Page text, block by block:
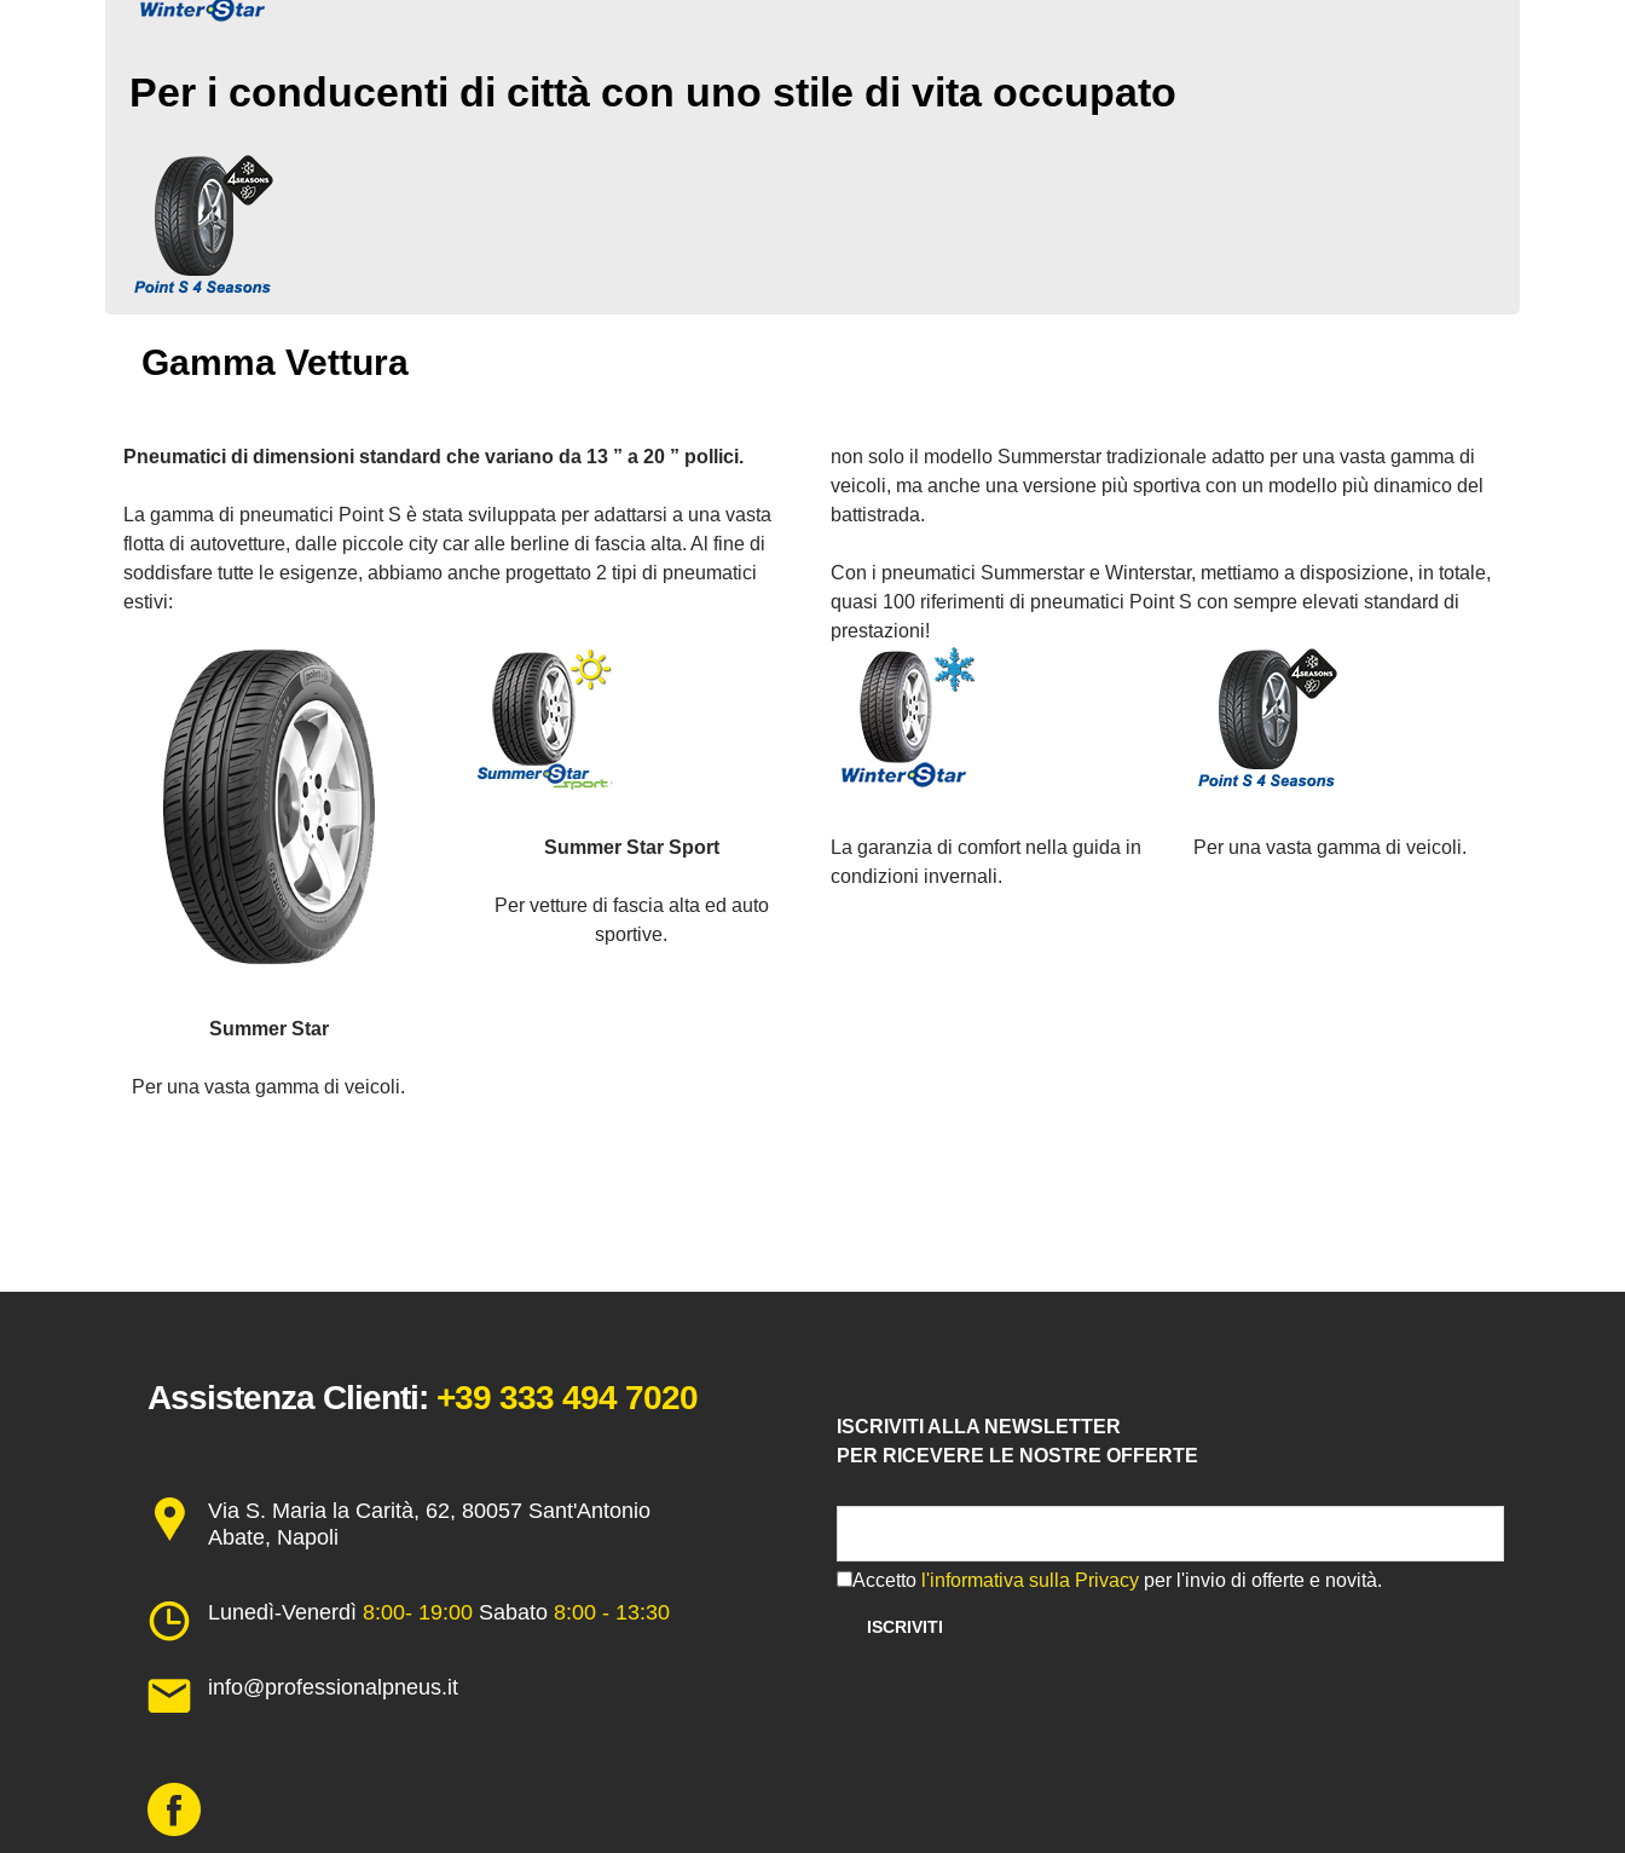
Per i conducenti di città con uno stile di vita occupato
Gamma Vettura
Pneumatici di dimensioni standard che variano da 13 ” a 20 ” pollici.
La gamma di pneumatici Point S è stata sviluppata per adattarsi a una vasta
flotta di autovetture, dalle piccole city car alle berline di fascia alta. Al fine di
soddisfare tutte le esigenze, abbiamo anche progettato 2 tipi di pneumatici
estivi:
non solo il modello Summerstar tradizionale adatto per una vasta gamma di
veicoli, ma anche una versione più sportiva con un modello più dinamico del
battistrada.
Con i pneumatici Summerstar e Winterstar, mettiamo a disposizione, in totale,
quasi 100 riferimenti di pneumatici Point S con sempre elevati standard di
prestazioni!
Summer Star
Per una vasta gamma di veicoli.
Summer Star Sport
Per vetture di fascia alta ed auto
sportive.
La garanzia di comfort nella guida in
condizioni invernali.
Per una vasta gamma di veicoli.
Assistenza Clienti: +39 333 494 7020
Via S. Maria la Carità, 62, 80057 Sant'Antonio
Abate, Napoli
Lunedì-Venerdì 8:00- 19:00 Sabato 8:00 - 13:30
info@professionalpneus.it
ISCRIVITI ALLA NEWSLETTER
PER RICEVERE LE NOSTRE OFFERTE
Accetto l'informativa sulla Privacy per l'invio di offerte e novità.